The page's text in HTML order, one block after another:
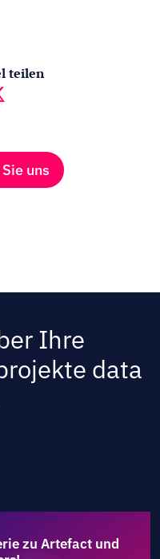
teilen
uns
Ihre
data
zu Artefact und